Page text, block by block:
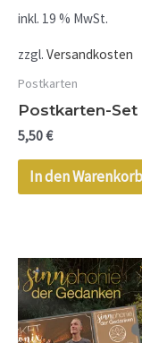
inkl. 19 % MwSt.
zzgl. Versandkosten
Postkarten
Postkarten-Set
5,50€
In den Warenkorb
Aktueller
Preis
ist:
1.999,00 €.